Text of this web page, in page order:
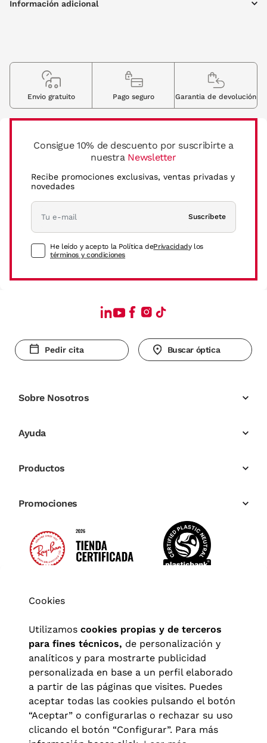
Información adicional
Consigue 10% de descuento por suscribirte a
nuestra Newsletter
Recibe promociones exclusivas, ventas privadas y
novedades
Suscríbete
He leído y acepto la Política dePrivacidady los
términos y condiciones
Envio gratuito Pago seguro Garantia de devolución
Pedir cita Buscar óptica
Sobre Nosotros
Ayuda
Productos
Promociones
Aviso legal| Política de privacidad Términos y condiciones
Cookies
Utilizamos cookies propias y de terceros
para fines técnicos, de personalización y
analíticos y para mostrarte publicidad
personalizada en base a un perfil elaborado
a partir de las páginas que visites. Puedes
aceptar todas las cookies pulsando el botón
“Aceptar” o configurarlas o rechazar su uso
clicando el botón “Configurar”. Para más